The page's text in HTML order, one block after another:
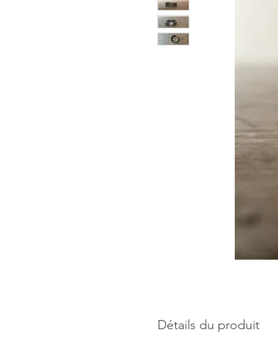
Détails du produit